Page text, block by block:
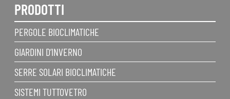
PRODOTTI
PERGOLE BIOCLIMATICHE
GIARDINI D’INVERNO
SERRE SOLARI BIOCLIMATICHE
SISTEMI TUTTOVETRO